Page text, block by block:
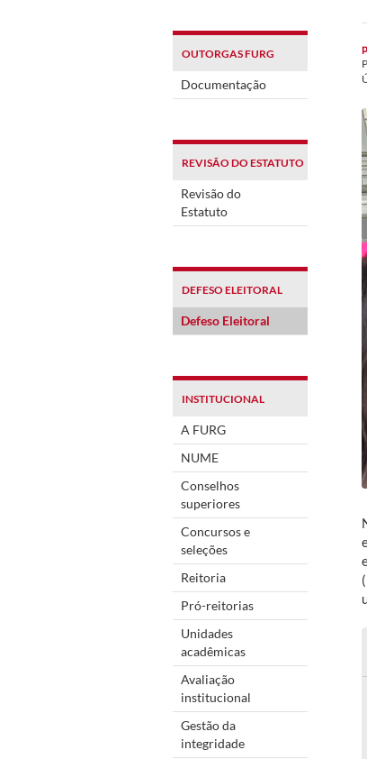
OUTORGAS FURG
Documentação
REVISÃO DO ESTATUTO
Revisão do
Estatuto
DEFESO ELEITORAL
Defeso Eleitoral
INSTITUCIONAL
A FURG
NUME
Conselhos
superiores
Concursos e
seleções
Reitoria
Pró-reitorias
Unidades
acadêmicas
Avaliação
institucional
Gestão da
integridade